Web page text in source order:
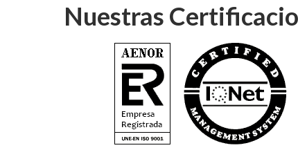
Nuestras